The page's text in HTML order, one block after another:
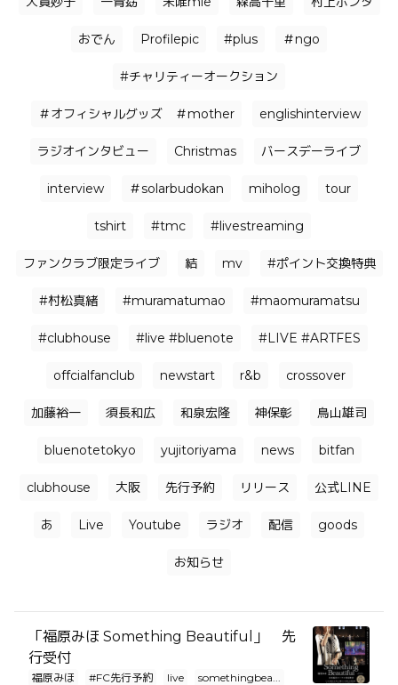
おでん Profilepic #plus ＃ngo
#チャリティーオークション
＃オフィシャルグッズ ＃mother englishinterview
ラジオインタビュー Christmas バースデーライブ
interview ＃solarbudokan miholog tour
tshirt #tmc #livestreaming
ファンクラブ限定ライブ 結 mv #ポイント交換特典
#村松真緒 #muramatumao #maomuramatsu
#clubhouse #live #bluenote #LIVE #ARTFES
offcialfanclub newstart r&b crossover
加藤裕一 須長和広 和泉宏隆 神保彰 鳥山雄司
bluenotetokyo yujitoriyama news bitfan
clubhouse 大阪 先行予約 リリース 公式LINE
あ Live Youtube ラジオ 配信 goods
お知らせ
「福原みほ Something Beautiful」 先
行受付
福原みほ #FC先行予約 live
somethingbea...